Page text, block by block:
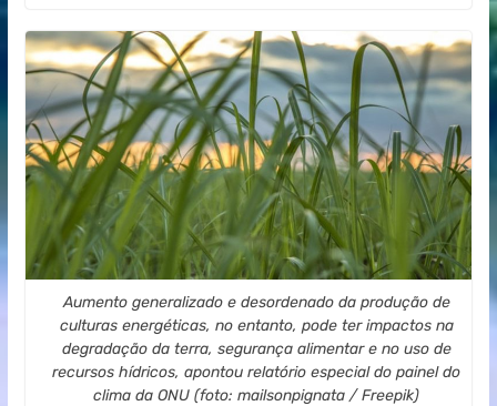
Aumento generalizado e desordenado da produção de
culturas energéticas, no entanto, pode ter impactos na
degradação da terra, segurança alimentar e no uso de
recursos hídricos, apontou relatório especial do painel do
clima da ONU (foto: mailsonpignata / Freepik)